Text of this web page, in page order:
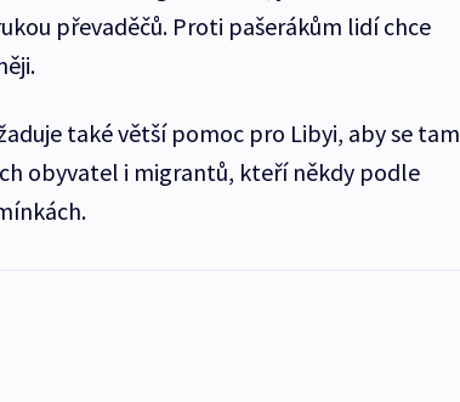
převaděčů. Proti pašerákům lidí chce
také větší pomoc pro Libyi, aby se tam
obyvatel i migrantů, kteří někdy podle